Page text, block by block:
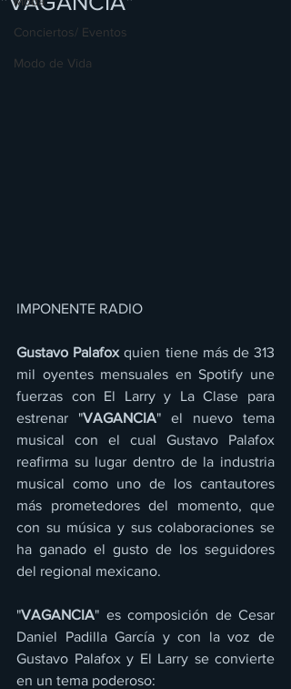
Conciertos/ Eventos
Modo de Vida
IMPONENTE RADIO
Gustavo Palafox quien tiene más de 313
mil oyentes mensuales en Spotify une
fuerzas con El Larry y La Clase para
estrenar "VAGANCIA" el nuevo tema
musical con el cual Gustavo Palafox
reafirma su lugar dentro de la industria
musical como uno de los cantautores
más prometedores del momento, que
con su música y sus colaboraciones se
ha ganado el gusto de los seguidores
del regional mexicano.
"VAGANCIA" es composición de Cesar
Daniel Padilla García y con la voz de
Gustavo Palafox y El Larry se convierte
en un tema poderoso: